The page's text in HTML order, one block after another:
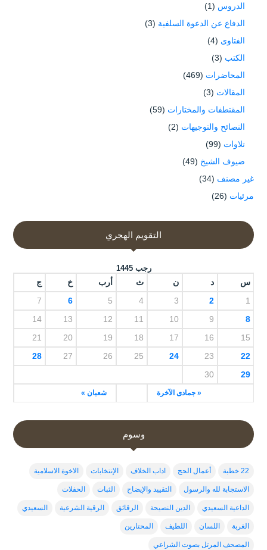
الدروس (1)
الدفاع عن الدعوة السلفية (3)
الفتاوى (4)
الكتب (3)
المحاضرات (469)
المقالات (3)
المقتطفات والمختارات (59)
النصائح والتوجيهات (2)
تلاوات (99)
ضيوف الشيخ (49)
غير مصنف (34)
مرئيات (26)
التقويم الهجري
رجب 1445
س د ن ث أرب خ ج
« جمادى الآخرة شعبان »
1
2
3
4
5
6
7
8
9
10
11
12
13
14
15
16
17
18
19
20
21
22
23
24
25
26
27
28
29
30
وسوم
22 خطبة أعمال الحج اداب الخلاف الإنتخابات الاخوة الاسلامية
الاستجابة لله والرسول التقييد والإيضاح الثبات الحفلات
الداعية السعيدي الدين النصيحة الرقائق الرقية الشرعية السعيدي
الغربة اللسان اللطيف المحتارين
المصحف المرتل بصوت الشراعي